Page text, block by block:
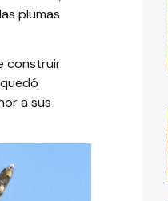
plumas
construir
a sus